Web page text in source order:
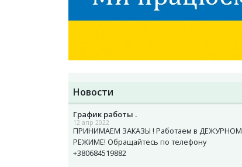
Новости
График работы .
12 апр 2022
ПРИНИМАЕМ ЗАКАЗЫ ! Работаем в ДЕЖУРНОМ
РЕЖИМЕ! Обращайтесь по телефону
+380684519882